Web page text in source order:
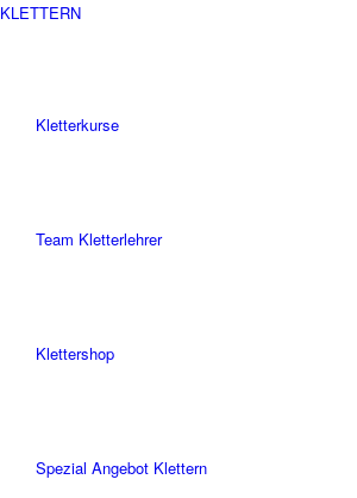
KLETTERN
Kletterkurse
Team Kletterlehrer
Klettershop
Spezial Angebot Klettern